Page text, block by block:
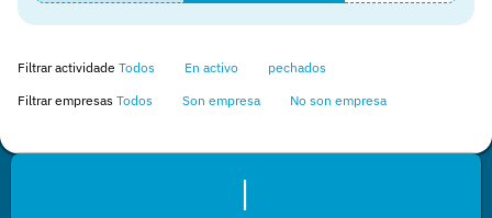
Filtrar actividade Todos En activo
pechados
Filtrar empresas Todos Son empresa No son empresa
|